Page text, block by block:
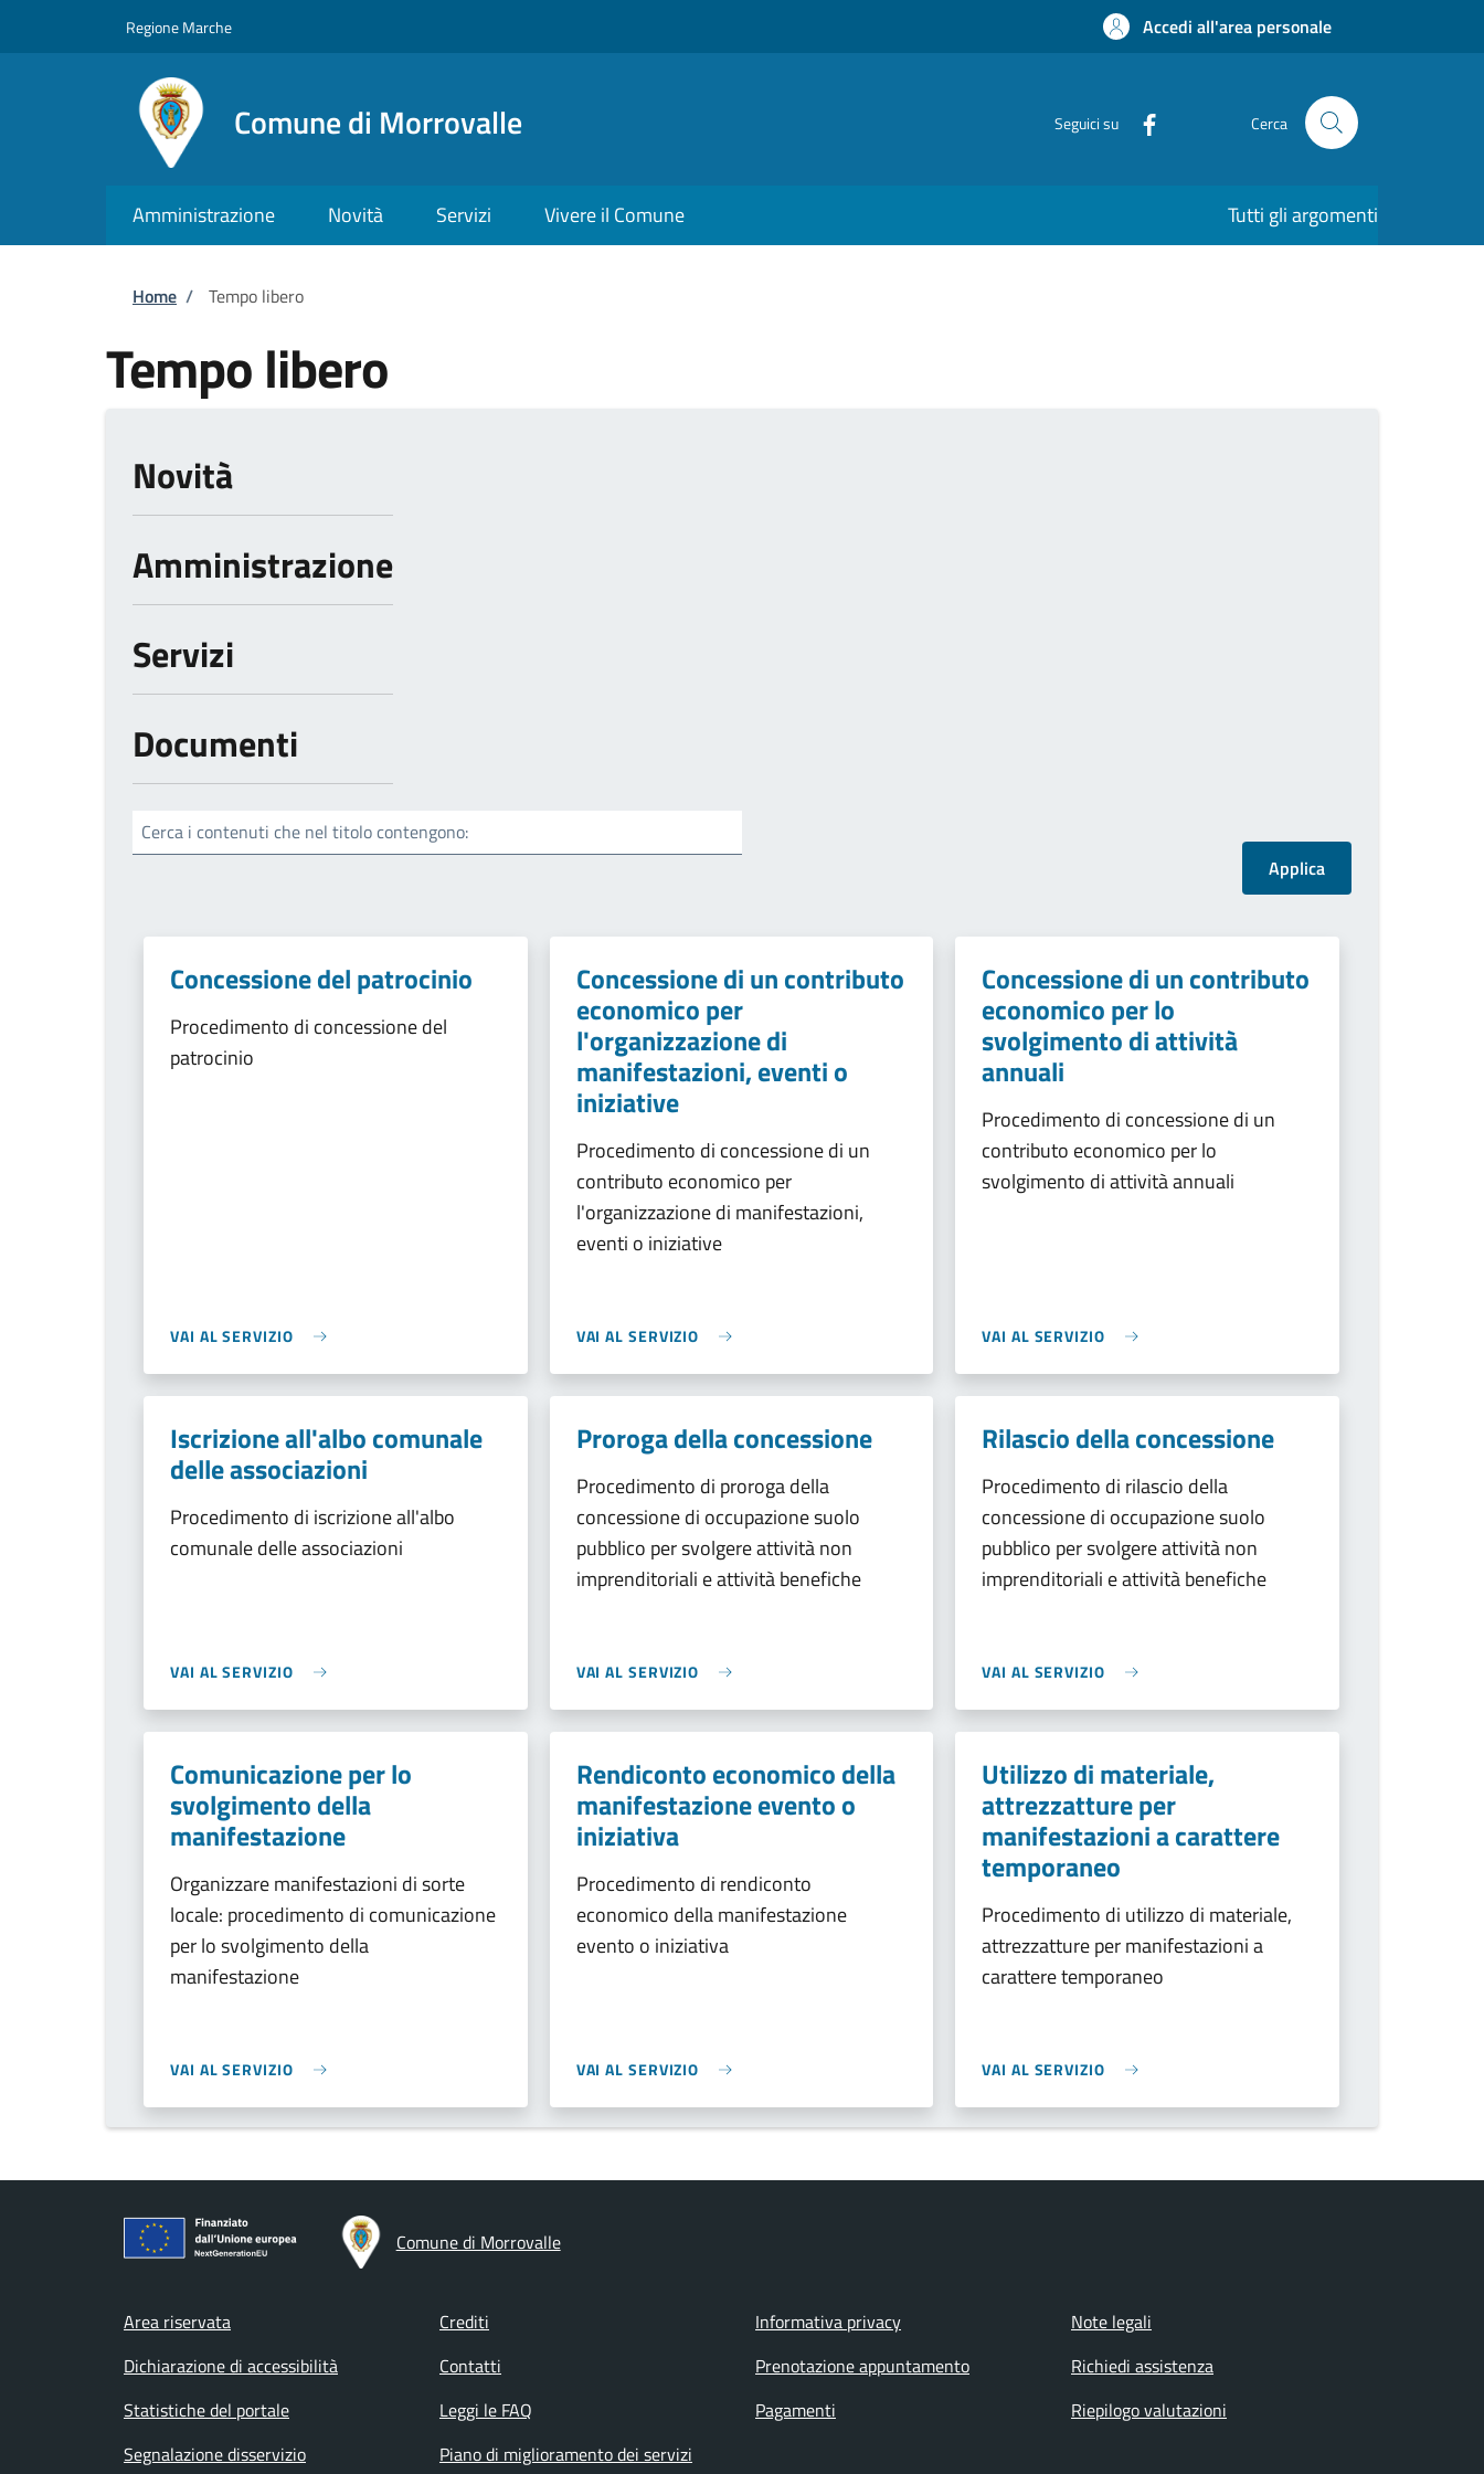
Regione Marche Accedi all'area personale
Comune di Morrovalle Seguici su Cerca
Amministrazione Novità Servizi Vivere il Comune Tutti gli argomenti
Briciole di pane
Home / Tempo libero
Tempo libero
Novità
Amministrazione
Servizi
Documenti
Cerca i contenuti che nel titolo contengono:
Concessione del patrocinio
Procedimento di concessione del
patrocinio
VAI AL SERVIZIO
Concessione di un contributo
economico per
l'organizzazione di
manifestazioni, eventi o
iniziative
Procedimento di concessione di un
contributo economico per
l'organizzazione di manifestazioni,
eventi o iniziative
VAI AL SERVIZIO
Concessione di un contributo
economico per lo
svolgimento di attività
annuali
Procedimento di concessione di un
contributo economico per lo
svolgimento di attività annuali
VAI AL SERVIZIO
Iscrizione all'albo comunale
delle associazioni
Procedimento di iscrizione all'albo
comunale delle associazioni
VAI AL SERVIZIO
Proroga della concessione
Procedimento di proroga della
concessione di occupazione suolo
pubblico per svolgere attività non
imprenditoriali e attività benefiche
VAI AL SERVIZIO
Rilascio della concessione
Procedimento di rilascio della
concessione di occupazione suolo
pubblico per svolgere attività non
imprenditoriali e attività benefiche
VAI AL SERVIZIO
Comunicazione per lo
svolgimento della
manifestazione
Organizzare manifestazioni di sorte
locale: procedimento di comunicazione
per lo svolgimento della
manifestazione
VAI AL SERVIZIO
Rendiconto economico della
manifestazione evento o
iniziativa
Procedimento di rendiconto
economico della manifestazione
evento o iniziativa
VAI AL SERVIZIO
Utilizzo di materiale,
attrezzatture per
manifestazioni a carattere
temporaneo
Procedimento di utilizzo di materiale,
attrezzatture per manifestazioni a
carattere temporaneo
VAI AL SERVIZIO
Comune di Morrovalle
Footer menu
Area riservata Crediti Informativa privacy
Note legali
Dichiarazione di accessibilità
Contatti Prenotazione appuntamento
Richiedi assistenza
Statistiche del portale
Leggi le FAQ Pagamenti
Riepilogo valutazioni
Segnalazione disservizio
Piano di miglioramento dei servizi